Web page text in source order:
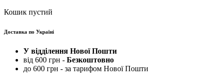
Кошик пустий
Доставка по Україні
У відділення Нової Пошти
від 600 грн - Безкоштовно
до 600 грн - за тарифом Нової Пошти